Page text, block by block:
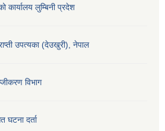
कार्यालय लुम्बिनी प्रदेश
उपत्यका (देउखुरी), नेपाल
विभाग
घटना दर्ता